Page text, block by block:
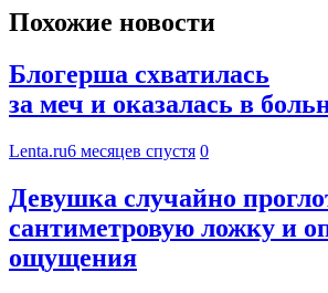
Похожие новости
Блогерша схватилась
за меч и оказалась в
Lenta.ru6 месяцев спустя 0
Девушка случайно
сантиметровую ложку и
ощущения